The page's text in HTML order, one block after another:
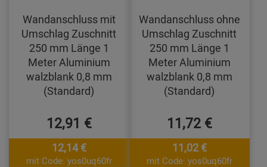
Wandanschluss mit
Umschlag Zuschnitt
250 mm Länge 1
Meter Aluminium
walzblank 0,8 mm
(Standard)
12,91 €
12,14 €
mit Code: yos0uq60fr
Wandanschluss ohne
Umschlag Zuschnitt
250 mm Länge 1
Meter Aluminium
walzblank 0,8 mm
(Standard)
11,72 €
11,02 €
mit Code: yos0uq60fr